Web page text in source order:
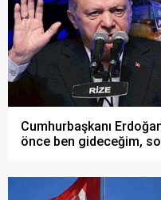
Cumhurbaşkanı
önce ben gideceğim,